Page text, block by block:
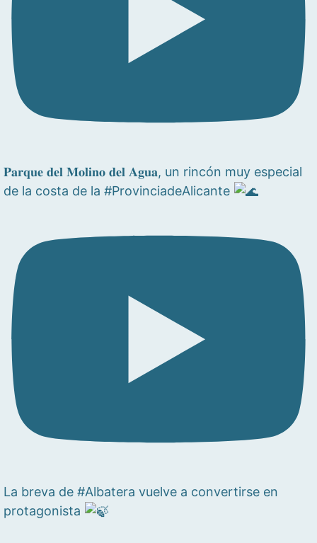
𝐏𝐚𝐫𝐪𝐮𝐞 𝐝𝐞𝐥 𝐌𝐨𝐥𝐢𝐧𝐨 𝐝𝐞𝐥 𝐀𝐠𝐮𝐚, un rincón muy especial
de la costa de la #ProvinciadeAlicante
La breva de #Albatera vuelve a convertirse en
protagonista